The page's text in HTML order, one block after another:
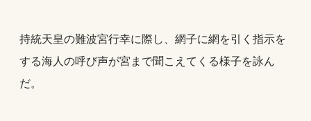
持統天皇の難波宮行幸に際し、網子に網を引く指示を
する海人の呼び声が宮まで聞こえてくる様子を詠ん
だ。